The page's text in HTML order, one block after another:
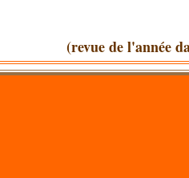
(revue de l'année